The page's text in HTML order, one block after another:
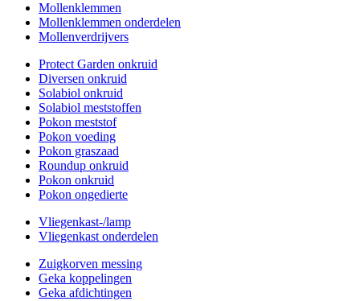
Mollenklemmen
Mollenklemmen onderdelen
Mollenverdrijvers
Protect Garden onkruid
Diversen onkruid
Solabiol onkruid
Solabiol meststoffen
Pokon meststof
Pokon voeding
Pokon graszaad
Roundup onkruid
Pokon onkruid
Pokon ongedierte
Vliegenkast-/lamp
Vliegenkast onderdelen
Zuigkorven messing
Geka koppelingen
Geka afdichtingen